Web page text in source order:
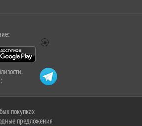
покупках
предложения